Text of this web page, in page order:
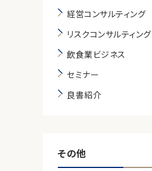
経営コンサルティング
リスクコンサルティング
飲食業ビジネス
セミナー
良書紹介
その他